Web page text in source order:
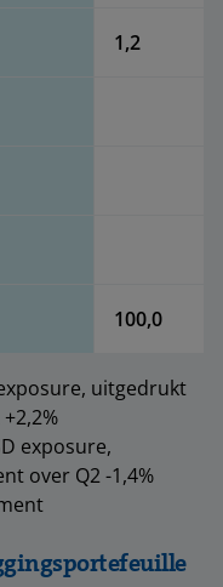
1,2
100,0
uitgedrukt
exposure,
over Q2 -1,4%